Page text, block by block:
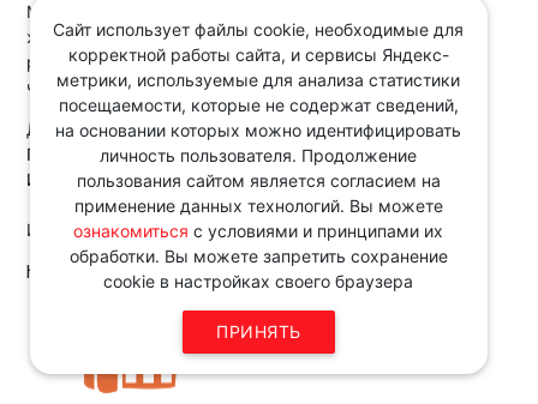
Местом нахождения данных организаций и местом
жительства ИПдолжны бытьг. Анапа и Темрюкский
район Краснодарского края, где введен режим
чрезвычайной ситуации.
Документы:
Постановление Правительства РФ от 09.04.2025 N 466
Информация с сайта Правительства РФ от 18.04.2025
Источник:
http://www.consultant.ru
Сайт использует файлы cookie, необходимые для
корректной работы сайта, и сервисы Яндекс-
метрики, используемые для анализа статистики
посещаемости, которые не содержат сведений,
на основании которых можно идентифицировать
личность пользователя. Продолжение
пользования сайтом является согласием на
применение данных технологий. Вы можете
ознакомиться с условиями и принципами их
обработки. Вы можете запретить сохранение
cookie в настройках своего браузера
ПРИНЯТЬ
Звоните по телефону в рабочие
дни с 9:00 до 18:00